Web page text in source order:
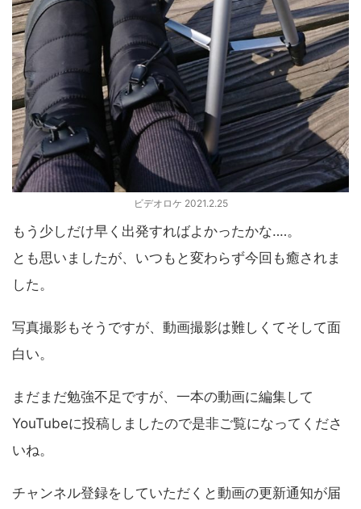
ビデオロケ 2021.2.25
もう少しだけ早く出発すればよかったかな‥‥。
とも思いましたが、いつもと変わらず今回も癒されま
した。
写真撮影もそうですが、動画撮影は難しくてそして面
白い。
まだまだ勉強不足ですが、一本の動画に編集して
YouTubeに投稿しましたので是非ご覧になってくださ
いね。
チャンネル登録をしていただくと動画の更新通知が届